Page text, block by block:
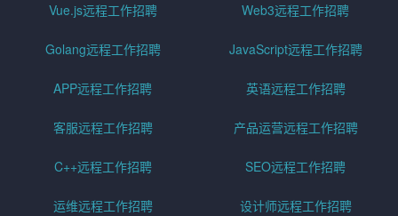
Vue.js远程工作招聘 Web3远程工作招聘
Golang远程工作招聘 JavaScript远程工作招聘
APP远程工作招聘 英语远程工作招聘
客服远程工作招聘 产品运营远程工作招聘
C++远程工作招聘 SEO远程工作招聘
运维远程工作招聘 设计师远程工作招聘